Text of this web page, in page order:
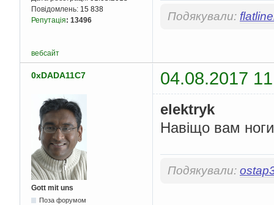
Повідомлень: 15 838
Репутація: 13496 Подякували:
вебсайт
0xDADA11C7 04.08.2017
Gott mit uns
Поза форумом
elektryk
Навіщо вам
Подякували: